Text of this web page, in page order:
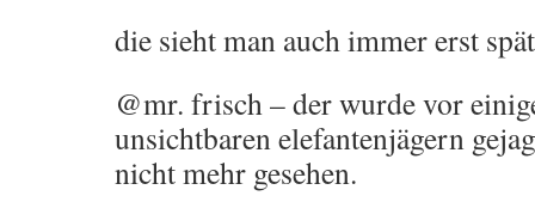
die sieht man auch immer erst
@mr. frisch – der wurde vor
unsichtbaren elefantenjägern
nicht mehr gesehen.